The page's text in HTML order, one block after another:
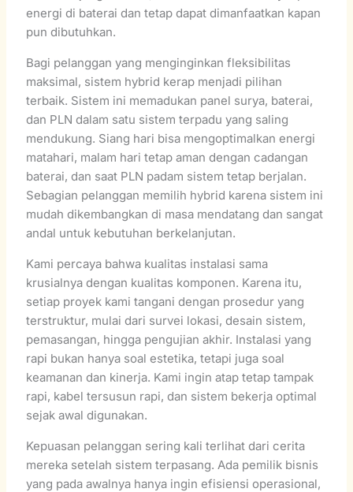
energi di baterai dan tetap dapat dimanfaatkan kapan
pun dibutuhkan.
Bagi pelanggan yang menginginkan fleksibilitas
maksimal, sistem hybrid kerap menjadi pilihan
terbaik. Sistem ini memadukan panel surya, baterai,
dan PLN dalam satu sistem terpadu yang saling
mendukung. Siang hari bisa mengoptimalkan energi
matahari, malam hari tetap aman dengan cadangan
baterai, dan saat PLN padam sistem tetap berjalan.
Sebagian pelanggan memilih hybrid karena sistem ini
mudah dikembangkan di masa mendatang dan sangat
andal untuk kebutuhan berkelanjutan.
Kami percaya bahwa kualitas instalasi sama
krusialnya dengan kualitas komponen. Karena itu,
setiap proyek kami tangani dengan prosedur yang
terstruktur, mulai dari survei lokasi, desain sistem,
pemasangan, hingga pengujian akhir. Instalasi yang
rapi bukan hanya soal estetika, tetapi juga soal
keamanan dan kinerja. Kami ingin atap tetap tampak
rapi, kabel tersusun rapi, dan sistem bekerja optimal
sejak awal digunakan.
Kepuasan pelanggan sering kali terlihat dari cerita
mereka setelah sistem terpasang. Ada pemilik bisnis
yang pada awalnya hanya ingin efisiensi operasional,